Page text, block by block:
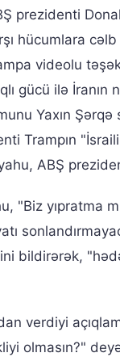
prezidenti
hücumlara cəlb
videolu
gücü ilə
Yaxın
Trampın
ABŞ
"Biz yıpratma
bildirərək,
verdiyi
olmasın?"